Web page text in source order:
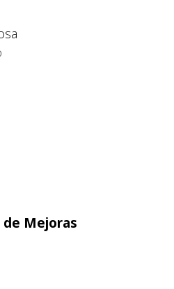
de Mejoras